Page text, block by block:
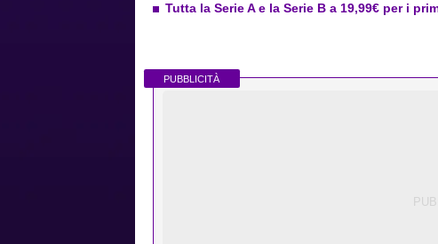
Tutta la Serie A e la Serie B a 19,99€ per i
PUBBLICITÀ